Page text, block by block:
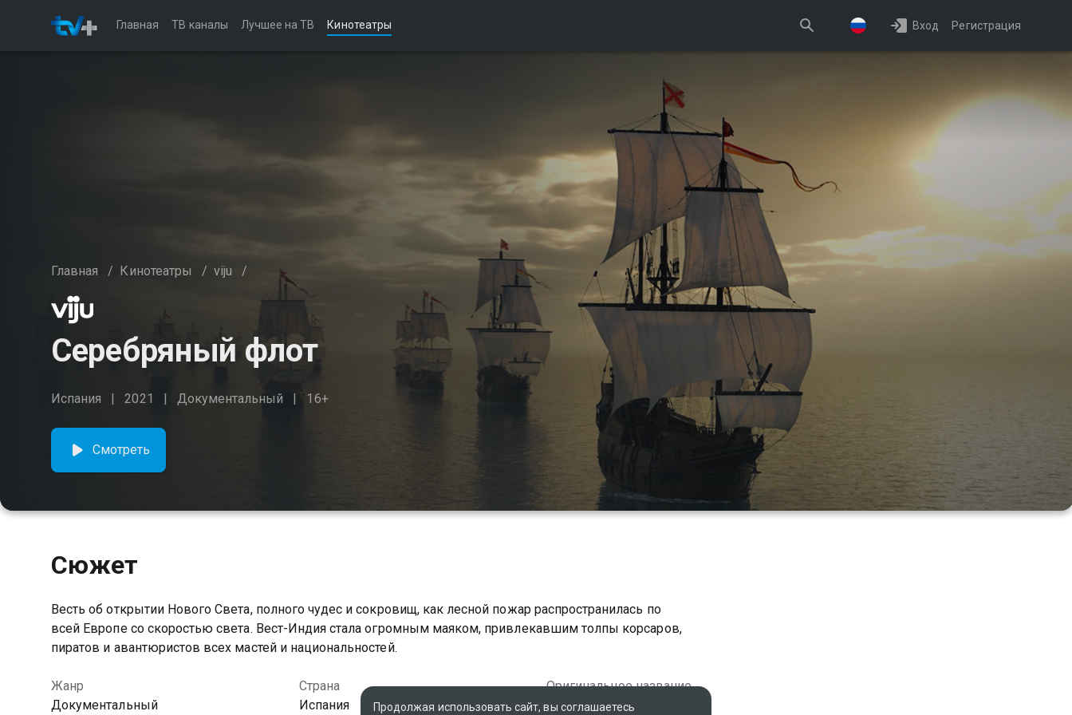
Главная ТВ каналы Лучшее на ТВ Кинотеатры Вход Регистрация
Главная / Кинотеатры / viju /
Серебряный флот
Испания 2021 Документальный 16+
Смотреть
Сюжет
Весть об открытии Нового Света, полного чудес и сокровищ, как лесной пожар распространилась по
всей Европе со скоростью света. Вест-Индия стала огромным маяком, привлекавшим толпы корсаров,
пиратов и авантюристов всех мастей и национальностей.
Жанр
Документальный
Страна
Испания
Оригинальное название
The West Indies Fleet
Продолжая использовать сайт, вы соглашаетесь